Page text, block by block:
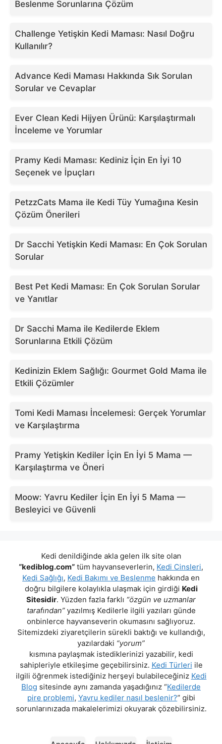
Beslenme Sorunlarına Çözüm
Challenge Yetişkin Kedi Maması: Nasıl Doğru
Kullanılır?
Advance Kedi Maması Hakkında Sık Sorulan
Sorular ve Cevaplar
Ever Clean Kedi Hijyen Ürünü: Karşılaştırmalı
İnceleme ve Yorumlar
Pramy Kedi Maması: Kediniz İçin En İyi 10
Seçenek ve İpuçları
PetzzCats Mama ile Kedi Tüy Yumağına Kesin
Çözüm Önerileri
Dr Sacchi Yetişkin Kedi Maması: En Çok Sorulan
Sorular
Best Pet Kedi Maması: En Çok Sorulan Sorular
ve Yanıtlar
Dr Sacchi Mama ile Kedilerde Eklem
Sorunlarına Etkili Çözüm
Kedinizin Eklem Sağlığı: Gourmet Gold Mama ile
Etkili Çözümler
Tomi Kedi Maması İncelemesi: Gerçek Yorumlar
ve Karşılaştırma
Pramy Yetişkin Kediler İçin En İyi 5 Mama —
Karşılaştırma ve Öneri
Moow: Yavru Kediler İçin En İyi 5 Mama —
Besleyici ve Güvenli
Kedi denildiğinde akla gelen ilk site olan
“kediblog.com” tüm hayvanseverlerin, Kedi Cinsleri,
Kedi Sağlığı, Kedi Bakımı ve Beslenme hakkında en
doğru bilgilere kolaylıkla ulaşmak için girdiği Kedi
Sitesidir. Yüzden fazla farklı “özgün ve uzmanlar
tarafından”yazılmış Kedilerle ilgili yazıları günde
onbinlerce hayvanseverin okumasını sağlıyoruz.
Sitemizdeki ziyaretçilerin sürekli baktığı ve kullandığı,
yazılardaki “yorum”
kısmına paylaşmak istediklerinizi yazabilir, kedi
sahipleriyle etkileşime geçebilirsiniz. Kedi Türleri ile
ilgili öğrenmek istediğiniz herşeyi bulabileceğiniz Kedi
Blog sitesinde aynı zamanda yaşadığınız “Kedilerde
pire problemi, Yavru kediler nasıl beslenir?” gibi
sorunlarınızada makalelerimizi okuyarak çözebilirsiniz.